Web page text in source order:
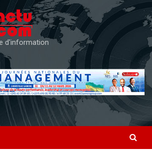
d'information